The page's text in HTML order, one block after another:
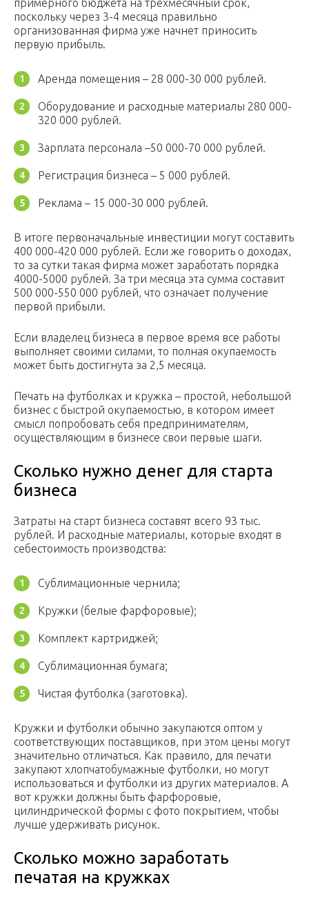
примерного бюджета на трехмесячный срок,
поскольку через 3-4 месяца правильно
организованная фирма уже начнет приносить
первую прибыль.
Аренда помещения – 28 000-30 000 рублей.
Оборудование и расходные материалы 280 000-
320 000 рублей.
Зарплата персонала –50 000-70 000 рублей.
Регистрация бизнеса – 5 000 рублей.
Реклама – 15 000-30 000 рублей.
В итоге первоначальные инвестиции могут составить
400 000-420 000 рублей. Если же говорить о доходах,
то за сутки такая фирма может заработать порядка
4000-5000 рублей. За три месяца эта сумма составит
500 000-550 000 рублей, что означает получение
первой прибыли.
Если владелец бизнеса в первое время все работы
выполняет своими силами, то полная окупаемость
может быть достигнута за 2,5 месяца.
Печать на футболках и кружка – простой, небольшой
бизнес с быстрой окупаемостью, в котором имеет
смысл попробовать себя предпринимателям,
осуществляющим в бизнесе свои первые шаги.
Сколько нужно денег для старта
бизнеса
Затраты на старт бизнеса составят всего 93 тыс.
рублей. И расходные материалы, которые входят в
себестоимость производства:
Сублимационные чернила;
Кружки (белые фарфоровые);
Комплект картриджей;
Сублимационная бумага;
Чистая футболка (заготовка).
Кружки и футболки обычно закупаются оптом у
соответствующих поставщиков, при этом цены могут
значительно отличаться. Как правило, для печати
закупают хлопчатобумажные футболки, но могут
использоваться и футболки из других материалов. А
вот кружки должны быть фарфоровые,
цилиндрической формы с фото покрытием, чтобы
лучше удерживать рисунок.
Сколько можно заработать
печатая на кружках